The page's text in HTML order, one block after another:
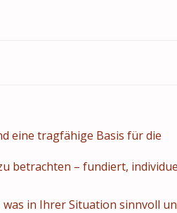
eine tragfähige Basis für die
betrachten – fundiert,
in Ihrer Situation sinnvoll